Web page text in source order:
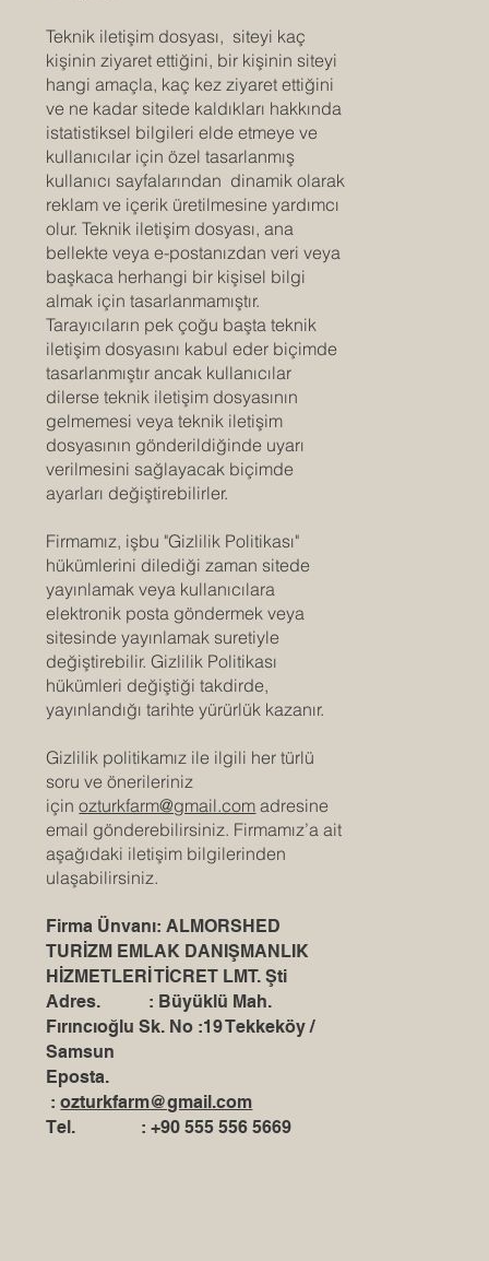
Teknik iletişim dosyası, siteyi kaç
kişinin ziyaret ettiğini, bir kişinin siteyi
hangi amaçla, kaç kez ziyaret ettiğini
ve ne kadar sitede kaldıkları hakkında
istatistiksel bilgileri elde etmeye ve
kullanıcılar için özel tasarlanmış
kullanıcı sayfalarından dinamik olarak
reklam ve içerik üretilmesine yardımcı
olur. Teknik iletişim dosyası, ana
bellekte veya e-postanızdan veri veya
başkaca herhangi bir kişisel bilgi
almak için tasarlanmamıştır.
Tarayıcıların pek çoğu başta teknik
iletişim dosyasını kabul eder biçimde
tasarlanmıştır ancak kullanıcılar
dilerse teknik iletişim dosyasının
gelmemesi veya teknik iletişim
dosyasının gönderildiğinde uyarı
verilmesini sağlayacak biçimde
ayarları değiştirebilirler.
Firmamız, işbu "Gizlilik Politikası"
hükümlerini dilediği zaman sitede
yayınlamak veya kullanıcılara
elektronik posta göndermek veya
sitesinde yayınlamak suretiyle
değiştirebilir. Gizlilik Politikası
hükümleri değiştiği takdirde,
yayınlandığı tarihte yürürlük kazanır.
Gizlilik politikamız ile ilgili her türlü
soru ve önerileriniz
içinozturkfarm@gmail.com adresine
email gönderebilirsiniz. Firmamız’a ait
aşağıdaki iletişim bilgilerinden
ulaşabilirsiniz.
Firma Ünvanı: ALMORSHED
TURİZM EMLAK DANIŞMANLIK
HİZMETLERİ TİCRET LMT. Şti
Adres. : Büyüklü Mah.
Fırıncıoğlu Sk. No :19 Tekkeköy /
Samsun
Eposta.
:ozturkfarm@gmail.com
Tel. : +90 555 556 5669